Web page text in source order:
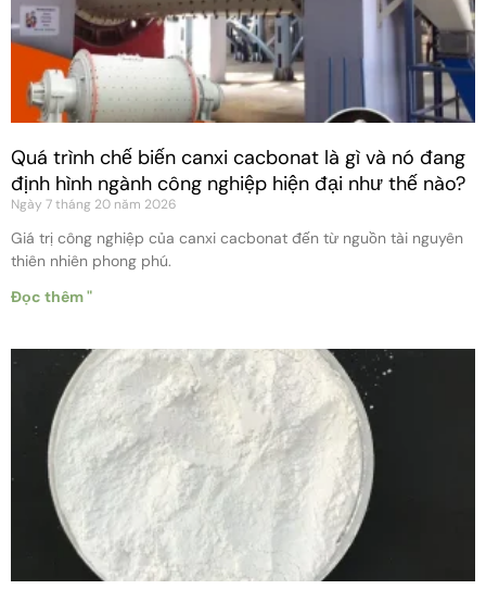
Quá trình chế biến canxi cacbonat là gì và nó đang
định hình ngành công nghiệp hiện đại như thế nào?
Ngày 7 tháng 20 năm 2026
Giá trị công nghiệp của canxi cacbonat đến từ nguồn tài nguyên
thiên nhiên phong phú.
Đọc thêm "